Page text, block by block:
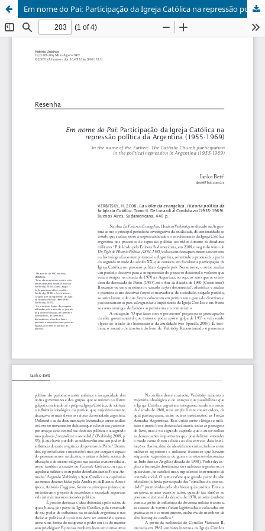
Em nome do Pai: Participação da Igreja Católica na repressão política da Argentina (1955-1969)